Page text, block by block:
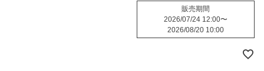
販売期間
2026/07/24 12:00〜
2026/08/20 10:00